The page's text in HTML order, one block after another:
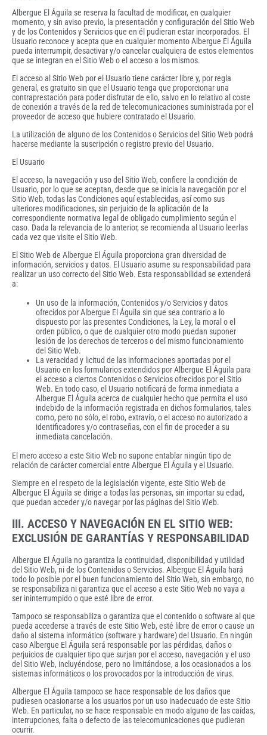
Albergue El Águila se reserva la facultad de modificar, en cualquier
momento, y sin aviso previo, la presentación y configuración del Sitio Web
y de los Contenidos y Servicios que en él pudieran estar incorporados. El
Usuario reconoce y acepta que en cualquier momento Albergue El Águila
pueda interrumpir, desactivar y/o cancelar cualquiera de estos elementos
que se integran en el Sitio Web o el acceso a los mismos.
El acceso al Sitio Web por el Usuario tiene carácter libre y, por regla
general, es gratuito sin que el Usuario tenga que proporcionar una
contraprestación para poder disfrutar de ello, salvo en lo relativo al coste
de conexión a través de la red de telecomunicaciones suministrada por el
proveedor de acceso que hubiere contratado el Usuario.
La utilización de alguno de los Contenidos o Servicios del Sitio Web podrá
hacerse mediante la suscripción o registro previo del Usuario.
El Usuario
El acceso, la navegación y uso del Sitio Web, confiere la condición de
Usuario, por lo que se aceptan, desde que se inicia la navegación por el
Sitio Web, todas las Condiciones aquí establecidas, así como sus
ulteriores modificaciones, sin perjuicio de la aplicación de la
correspondiente normativa legal de obligado cumplimiento según el
caso. Dada la relevancia de lo anterior, se recomienda al Usuario leerlas
cada vez que visite el Sitio Web.
El Sitio Web de Albergue El Águila proporciona gran diversidad de
información, servicios y datos. El Usuario asume su responsabilidad para
realizar un uso correcto del Sitio Web. Esta responsabilidad se extenderá
a:
Un uso de la información, Contenidos y/o Servicios y datos
ofrecidos por Albergue El Águila sin que sea contrario a lo
dispuesto por las presentes Condiciones, la Ley, la moral o el
orden público, o que de cualquier otro modo puedan suponer
lesión de los derechos de terceros o del mismo funcionamiento
del Sitio Web.
La veracidad y licitud de las informaciones aportadas por el
Usuario en los formularios extendidos por Albergue El Águila para
el acceso a ciertos Contenidos o Servicios ofrecidos por el Sitio
Web. En todo caso, el Usuario notificará de forma inmediata a
Albergue El Águila acerca de cualquier hecho que permita el uso
indebido de la información registrada en dichos formularios, tales
como, pero no sólo, el robo, extravío, o el acceso no autorizado a
identificadores y/o contraseñas, con el fin de proceder a su
inmediata cancelación.
El mero acceso a este Sitio Web no supone entablar ningún tipo de
relación de carácter comercial entre Albergue El Águila y el Usuario.
Siempre en el respeto de la legislación vigente, este Sitio Web de
Albergue El Águila se dirige a todas las personas, sin importar su edad,
que puedan acceder y/o navegar por las páginas del Sitio Web.
III. ACCESO Y NAVEGACIÓN EN EL SITIO WEB:
EXCLUSIÓN DE GARANTÍAS Y RESPONSABILIDAD
Albergue El Águila no garantiza la continuidad, disponibilidad y utilidad
del Sitio Web, ni de los Contenidos o Servicios. Albergue El Águila hará
todo lo posible por el buen funcionamiento del Sitio Web, sin embargo, no
se responsabiliza ni garantiza que el acceso a este Sitio Web no vaya a
ser ininterrumpido o que esté libre de error.
Tampoco se responsabiliza o garantiza que el contenido o software al que
pueda accederse a través de este Sitio Web, esté libre de error o cause un
daño al sistema informático (software y hardware) del Usuario. En ningún
caso Albergue El Águila será responsable por las pérdidas, daños o
perjuicios de cualquier tipo que surjan por el acceso, navegación y el uso
del Sitio Web, incluyéndose, pero no limitándose, a los ocasionados a los
sistemas informáticos o los provocados por la introducción de virus.
Albergue El Águila tampoco se hace responsable de los daños que
pudiesen ocasionarse a los usuarios por un uso inadecuado de este Sitio
Web. En particular, no se hace responsable en modo alguno de las caídas,
interrupciones, falta o defecto de las telecomunicaciones que pudieran
ocurrir.